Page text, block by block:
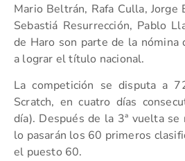
Mario Beltrán, Rafa Culla, Jorge
Sebastiá Resurrección, Pablo
de Haro son parte de la
a lograr el título nacional.
La competición se disputa a
Scratch, en cuatro días
día). Después de la 3ª vuelta
lo pasarán los 60 primeros
el puesto 60.